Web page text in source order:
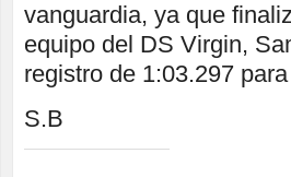
vanguardia, ya que
equipo del DS Virgin,
registro de 1:03.297
S.B